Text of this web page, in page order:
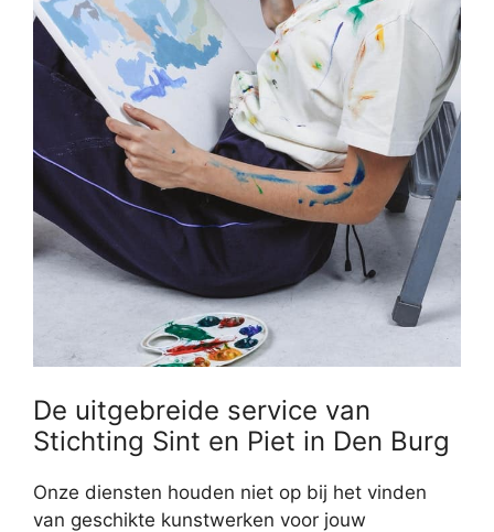
De uitgebreide service van
Stichting Sint en Piet in Den Burg
Onze diensten houden niet op bij het vinden
van geschikte kunstwerken voor jouw